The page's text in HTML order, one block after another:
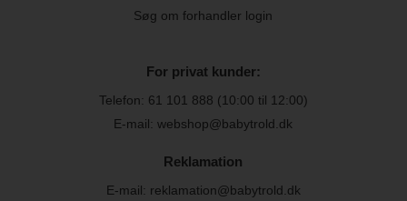
Søg om forhandler login
For privat kunder:
Telefon: 61 101 888 (10:00 til 12:00)
E-mail: webshop@babytrold.dk
Reklamation
E-mail: reklamation@babytrold.dk